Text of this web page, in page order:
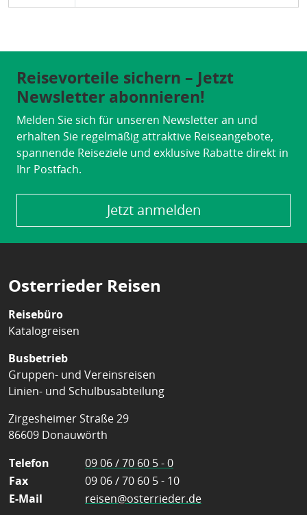
Reisevorteile sichern – Jetzt
Newsletter abonnieren!
Melden Sie sich für unseren Newsletter an und
erhalten Sie regelmäßig attraktive Reiseangebote,
spannende Reiseziele und exklusive Rabatte direkt in
Ihr Postfach.
Jetzt anmelden
Osterrieder Reisen
Reisebüro
Katalogreisen
Busbetrieb
Gruppen- und Vereinsreisen
Linien- und Schulbusabteilung
Zirgesheimer Straße 29
86609 Donauwörth
Telefon
09 06 / 70 60 5 - 0
Fax
09 06 / 70 60 5 - 10
E-Mail
reisen@osterrieder.de